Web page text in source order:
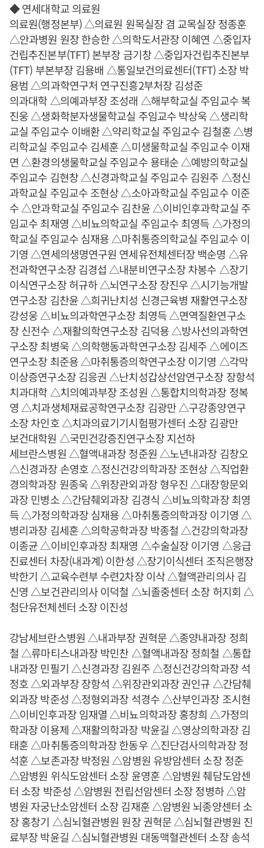
◆ 연세대학교 의료원
의료원(행정본부) △의료원 원목실장 겸 교목실장 정종훈
△안과병원 원장 한승한 △의학도서관장 이혜연 △중입자
건립추진본부(TFT) 본부장 금기창 △중입자건립추진본부
(TFT) 부본부장 김용배 △통일보건의료센터(TFT) 소장 박
용범 △의과학연구처 연구진흥2부처장 김성준
의과대학 △의예과부장 조성래 △해부학교실 주임교수 복
진웅 △생화학분자생물학교실 주임교수 박상욱 △생리학
교실 주임교수 이배환 △약리학교실 주임교수 김철훈 △병
리학교실 주임교수 김세훈 △미생물학교실 주임교수 이재
면 △환경의생물학교실 주임교수 용태순 △예방의학교실
주임교수 김현창 △신경과학교실 주임교수 김원주 △정신
과학교실 주임교수 조현상 △소아과학교실 주임교수 이준
수 △안과학교실 주임교수 김찬윤 △이비인후과학교실 주
임교수 최재영 △비뇨의학교실 주임교수 최영득 △가정의
학교실 주임교수 심재용 △마취통증의학교실 주임교수 이
기영 △연세의생명연구원 연세유전체센터장 백순명 △유
전과학연구소장 김경섭 △내분비연구소장 차봉수 △장기
이식연구소장 허규하 △뇌연구소장 장진우 △시기능개발
연구소장 김찬윤 △희귀난치성 신경근육병 재활연구소장
강성웅 △비뇨의과학연구소장 최영득 △면역질환연구소
장 신전수 △재활의학연구소장 김덕용 △방사선의과학연
구소장 최병욱 △의학행동과학연구소장 김세주 △에이즈
연구소장 최준용 △마취통증의학연구소장 이기영 △각막
이상증연구소장 김응권 △난치성갑상선암연구소장 장항석
치과대학 △치의예과부장 조성원 △통합치의학과장 정복
영 △치과생체재료공학연구소장 김광만 △구강종양연구
소장 차인호 △치과의료기기시험평가센터 소장 김광만
보건대학원 △국민건강증진연구소장 지선하
세브란스병원 △혈액내과장 정준원 △노년내과장 김창오
△신경과장 손영호 △정신건강의학과장 조현상 △직업환
경의학과장 원종욱 △위장관외과장 형우진 △대장항문외
과장 민병소 △간담췌외과장 김경식 △비뇨의학과장 최영
득 △가정의학과장 심재용 △마취통증의학과장 이기영 △
병리과장 김세훈 △의학공학과장 박종철 △건강의학과장
이종균 △이비인후과장 최재영 △수술실장 이기영 △응급
진료센터 차장(내과계) 이한성 △장기이식센터 조직은행장
박한기 △교육수련부 수련2차장 이삭 △혈액관리의사 김
신영 △보건관리의사 이덕철 △뇌졸중센터 소장 허지회 △
첨단유전체센터 소장 이진성
강남세브란스병원 △내과부장 권혁문 △종양내과장 정희
철 △류마티스내과장 박민찬 △혈액내과장 정희철 △통합
내과장 민필기 △신경과장 김원주 △정신건강의학과장 석
정호 △외과부장 장항석 △위장관외과장 권인규 △간담췌
외과장 박준성 △정형외과장 석경수 △산부인과장 조시현
△이비인후과장 임재열 △비뇨의학과장 홍창희 △가정의
학과장 이용제 △재활의학과장 박윤길 △영상의학과장 김
태훈 △마취통증의학과장 한동우 △진단검사의학과장 정
석훈 △보존과장 박정원 △암병원 유방암센터 소장 정준
△암병원 위식도암센터 소장 윤영훈 △암병원 췌담도암센
터 소장 박준성 △암병원 전립선암센터 소장 정병하 △암
병원 자궁난소암센터 소장 김재훈 △암병원 뇌종양센터 소
장 홍창기 △심뇌혈관병원 원장 권혁문 △심뇌혈관병원 진
료부장 박윤길 △심뇌혈관병원 대동맥혈관센터 소장 송석